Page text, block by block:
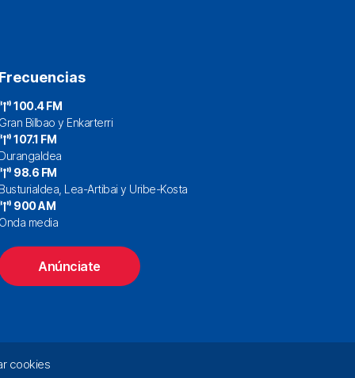
100.4 FM
Bilbao y Enkarterri
107.1 FM
98.6 FM
Lea-Artibai y Uribe-Kosta
900 AM
media
Anúnciate
cookies